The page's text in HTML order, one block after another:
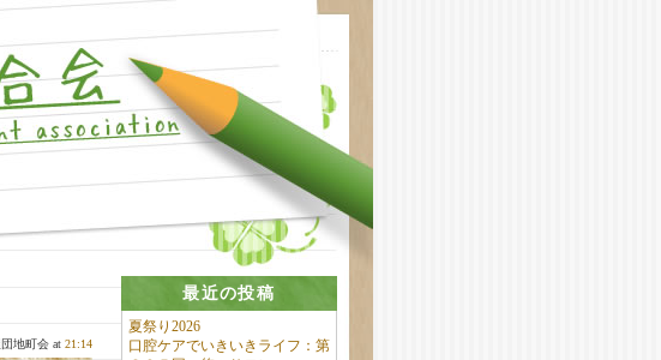
最近の投稿
夏祭り2026
口腔ケアでいきいきライフ：第
地町会 at21:14